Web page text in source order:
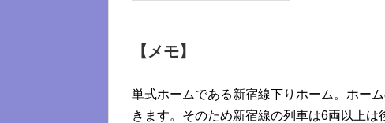
【メモ】
単式ホームである新宿線下りホーム。ホー
きます。そのため新宿線の列車は6両以上